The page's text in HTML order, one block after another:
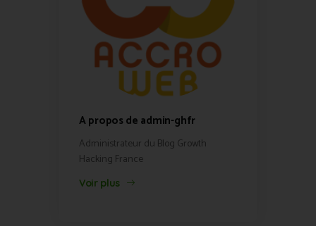
A propos de admin-ghfr
Administrateur du Blog Growth
Hacking France
Voir plus